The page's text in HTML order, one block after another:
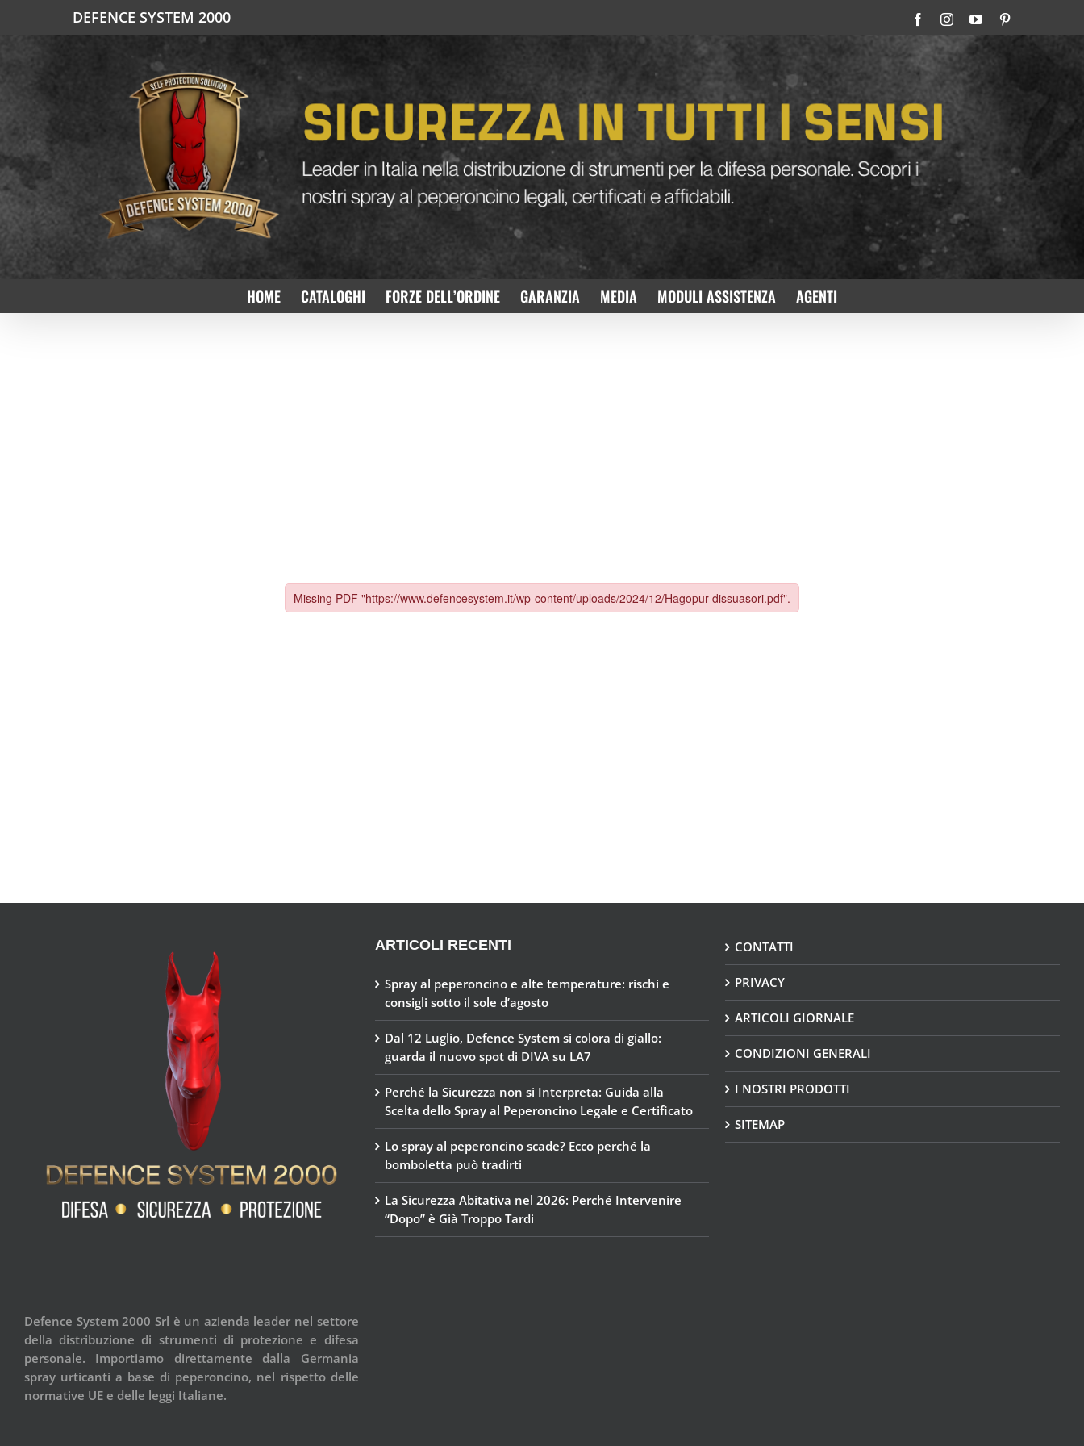
DEFENCE SYSTEM 2000 FacebookInstagramYouTube
HOME CATALOGHI FORZE DELL’ORDINE GARANZIA MEDIA MODULI ASSISTENZA AGENTI
Defence System 2000 Srl è un azienda leader nel settore
della distribuzione di strumenti di protezione e difesa
personale. Importiamo direttamente dalla Germania
spray urticanti a base di peperoncino, nel rispetto delle
normative UE e delle leggi Italiane.
ARTICOLI RECENTI
Spray al peperoncino e alte temperature: rischi e
consigli sotto il sole d’agosto
Dal 12 Luglio, Defence System si colora di giallo:
guarda il nuovo spot di DIVA su LA7
Perché la Sicurezza non si Interpreta: Guida alla
Scelta dello Spray al Peperoncino Legale e Certificato
Lo spray al peperoncino scade? Ecco perché la
bomboletta può tradirti
La Sicurezza Abitativa nel 2026: Perché Intervenire
“Dopo” è Già Troppo Tardi
CONTATTI
PRIVACY
ARTICOLI GIORNALE
CONDIZIONI GENERALI
I NOSTRI PRODOTTI
SITEMAP